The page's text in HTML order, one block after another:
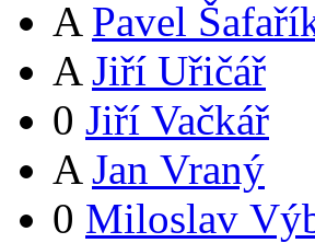
A Pavel
A Jiří Uřičář
0 Jiří Vačkář
A Jan Vraný
0 Miloslav